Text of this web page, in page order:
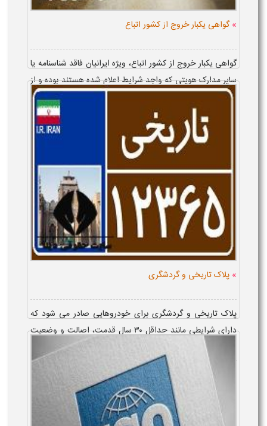
»گواهی یکبار خروج از کشور اتباع
گواهی یکبار خروج از کشور اتباع، ویژه ایرانیان فاقد شناسنامه یا
سایر مدارک هویتی که واجد شرایط اعلام شده هستند بوده و از
سوی سازمان ثبت احوال، صادر می شود تا این افراد بتوانند در
» پلاک تاریخی و گردشگری
پلاک تاریخی و گردشگری برای خودروهایی صادر می شود که
دارای شرایطی مانند حداقل ۳۰ سال قدمت، اصالت و وضعیت
فنی مناسب باشند. متقاضیان برای دریافت این پلاک باید شرایط
گرفتن پلاک تاریخی را داشته و...